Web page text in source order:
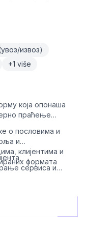
извоз)
+1 više
која опонаша
праћење
о пословима и
и
клијентима и
формата
сервиса и